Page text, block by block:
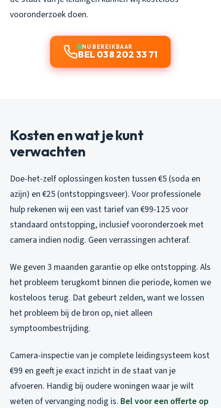
vooronderzoek doen.
NU BEREIKBAAR
BEL 038 202 33 71
Kosten en wat je kunt
verwachten
Doe-het-zelf oplossingen kosten tussen €5 (soda en
azijn) en €25 (ontstoppingsveer). Voor professionele
hulp rekenen wij een vast tarief van €99-125 voor
standaard ontstopping, inclusief vooronderzoek met
camera indien nodig. Geen verrassingen achteraf.
We geven 3 maanden garantie op elke ontstopping. Als
het probleem terugkomt binnen die periode, komen we
kosteloos terug. Dat gebeurt zelden, want we lossen
het probleem bij de bron op, niet alleen
symptoombestrijding.
Camera-inspectie van je complete leidingsysteem kost
€99 en geeft je exact inzicht in de staat van je
afvoeren. Handig bij oudere woningen waar je wilt
weten of vervanging nodig is. Bel voor een offerte op